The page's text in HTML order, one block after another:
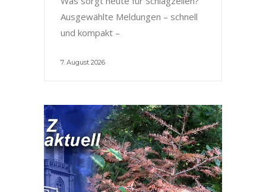
Ausgewählte Meldungen – schnell
und kompakt –
7. August 2026